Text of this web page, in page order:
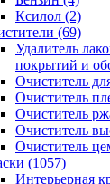
Ксилол (2)
(69)
Удалитель
покрытий и
Очиститель
Очиститель
Очиститель
Очиститель
Очиститель
(1057)
Интерьерная